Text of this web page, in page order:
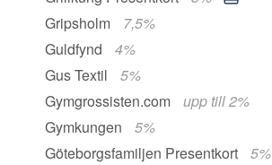
Gripsholm
7,5%
Guldfynd
4%
Gus Textil
5%
Gymgrossisten.com
upp till 2%
Gymkungen
5%
Göteborgsfamiljen Presentkort
5%